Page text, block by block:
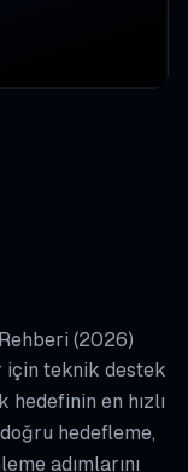
(2026)
için teknik destek
en hızlı
hedefleme,
adımlarını